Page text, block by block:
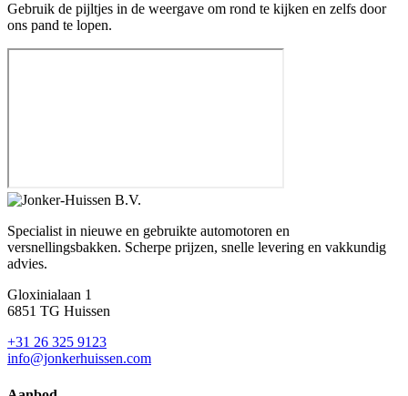
Gebruik de pijltjes in de weergave om rond te kijken en zelfs door
ons pand te lopen.
Specialist in nieuwe en gebruikte automotoren en
versnellingsbakken. Scherpe prijzen, snelle levering en vakkundig
advies.
Gloxinialaan 1
6851 TG Huissen
+31 26 325 9123
info@jonkerhuissen.com